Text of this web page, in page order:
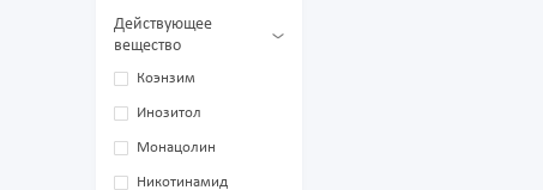
Действующее
вещество
Коэнзим
Инозитол
Монацолин
Никотинамид